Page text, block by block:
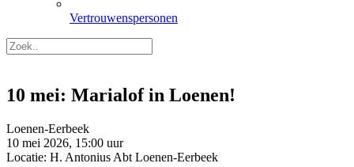
Vertrouwenspersonen
10 mei: Marialof in Loenen!
Loenen-Eerbeek
10 mei 2026, 15:00 uur
Locatie: H. Antonius Abt Loenen-Eerbeek